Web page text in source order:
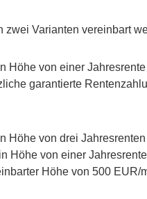
Varianten vereinbart
Höhe von einer
garantierte
Höhe von drei
Höhe von einer
Höhe von 500 EUR/